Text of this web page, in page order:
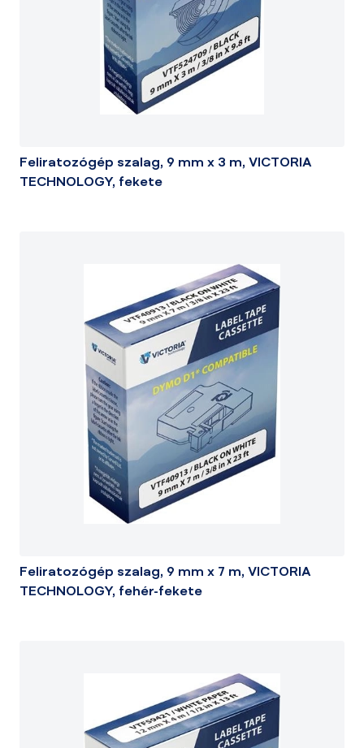
Feliratozógép szalag, 9 mm x 3 m, VICTORIA
TECHNOLOGY, fekete
Feliratozógép szalag, 9 mm x 7 m, VICTORIA
TECHNOLOGY, fehér-fekete